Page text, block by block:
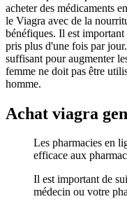
acheter des médicaments
le Viagra avec de la
bénéfiques. Il est
pris plus d'une fois par
suffisant pour augmenter
femme ne doit pas être
homme.
Achat viagra
Les pharmacies en
efficace aux
Il est important de
médecin ou votre